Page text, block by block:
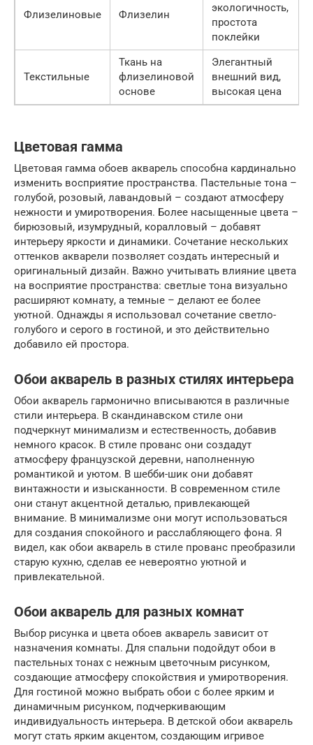
Флизелиновые Флизелин
экологичность,
простота
поклейки
Текстильные
Ткань на
флизелиновой
основе
Элегантный
внешний вид,
высокая цена
Цветовая гамма
Цветовая гамма обоев акварель способна кардинально
изменить восприятие пространства. Пастельные тона –
голубой, розовый, лавандовый – создают атмосферу
нежности и умиротворения. Более насыщенные цвета –
бирюзовый, изумрудный, коралловый – добавят
интерьеру яркости и динамики. Сочетание нескольких
оттенков акварели позволяет создать интересный и
оригинальный дизайн. Важно учитывать влияние цвета
на восприятие пространства: светлые тона визуально
расширяют комнату, а темные – делают ее более
уютной. Однажды я использовал сочетание светло-
голубого и серого в гостиной, и это действительно
добавило ей простора.
Обои акварель в разных стилях интерьера
Обои акварель гармонично вписываются в различные
стили интерьера. В скандинавском стиле они
подчеркнут минимализм и естественность, добавив
немного красок. В стиле прованс они создадут
атмосферу французской деревни, наполненную
романтикой и уютом. В шебби-шик они добавят
винтажности и изысканности. В современном стиле
они станут акцентной деталью, привлекающей
внимание. В минимализме они могут использоваться
для создания спокойного и расслабляющего фона. Я
видел, как обои акварель в стиле прованс преобразили
старую кухню, сделав ее невероятно уютной и
привлекательной.
Обои акварель для разных комнат
Выбор рисунка и цвета обоев акварель зависит от
назначения комнаты. Для спальни подойдут обои в
пастельных тонах с нежным цветочным рисунком,
создающие атмосферу спокойствия и умиротворения.
Для гостиной можно выбрать обои с более ярким и
динамичным рисунком, подчеркивающим
индивидуальность интерьера. В детской обои акварель
могут стать ярким акцентом, создающим игривое